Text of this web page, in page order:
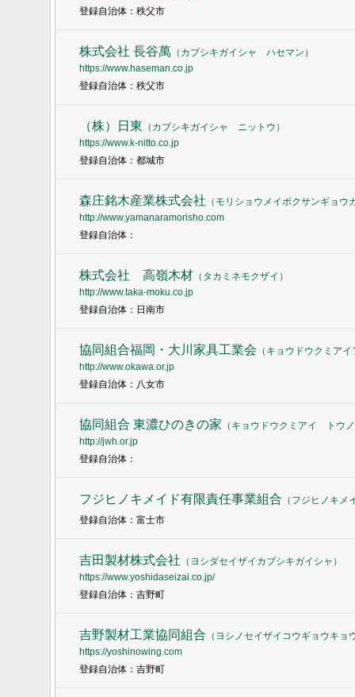
登録自治体：秩父市
株式会社 長谷萬 （ カブシキガイシャ ハセマン ）
https://www.haseman.co.jp
登録自治体：秩父市
（株）日東 （ カブシキガイシャ ニットウ ）
https://www.k-nitto.co.jp
登録自治体：都城市
森庄銘木産業株式会社 （ モリショウメイボクサンギョウ
http://www.yamanaramorisho.com
登録自治体：
株式会社 高嶺木材 （ タカミネモクザイ ）
http://www.taka-moku.co.jp
登録自治体：日南市
協同組合福岡・大川家具工業会 （ キョウドウクミア
http://www.okawa.or.jp
登録自治体：八女市
協同組合 東濃ひのきの家 （ キョウドウクミアイ トウ
http://jwh.or.jp
登録自治体：
フジヒノキメイド有限責任事業組合 （ フジヒノキメ
登録自治体：富士市
吉田製材株式会社 （ ヨシダセイザイカブシキガイシャ ）
https://www.yoshidaseizai.co.jp/
登録自治体：吉野町
吉野製材工業協同組合 （ ヨシノセイザイコウギョウキョ
https://yoshinowing.com
登録自治体：吉野町